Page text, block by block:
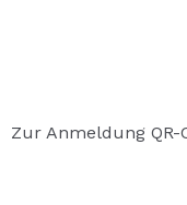
Zur Anmeldung